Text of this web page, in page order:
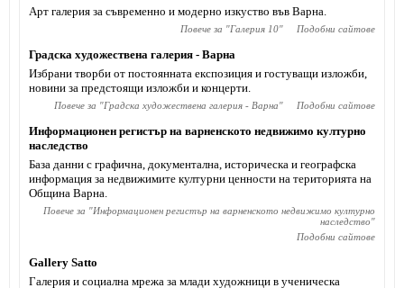
Арт галерия за съвременно и модерно изкуство във Варна.
Повече за "Галерия 10" Подобни сайтове
Градска художествена галерия - Варна
Избрани творби от постоянната експозиция и гостуващи изложби,
новини за предстоящи изложби и концерти.
Повече за "Градска художествена галерия - Варна" Подобни сайтове
Информационен регистър на варненското недвижимо културно
наследство
База данни с графична, документална, историческа и географска
информация за недвижимите културни ценности на територията на
Община Варна.
Повече за "Информационен регистър на варненското недвижимо културно
наследство"
Подобни сайтове
Gallery Satto
Галерия и социална мрежа за млади художници в ученическа